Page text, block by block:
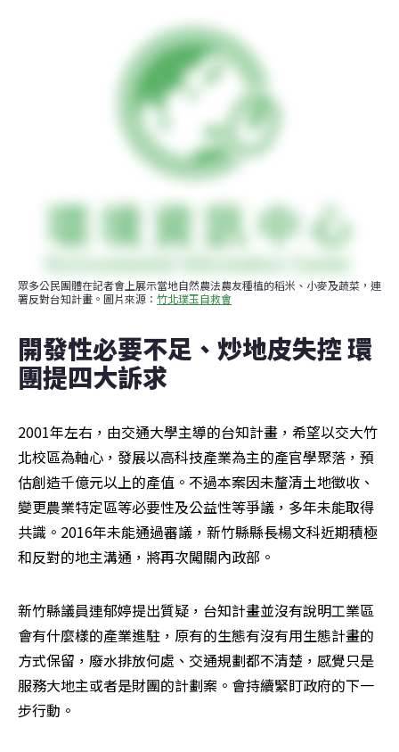
眾多公民團體在記者會上展示當地自然農法農友種植的稻米、小麥及蔬菜，連
署反對台知計畫。圖片來源： 竹北璞玉自救會
開發性必要不足、炒地皮失控 環
團提四大訴求
2001年左右，由交通大學主導的台知計畫，希望以交大竹
北校區為軸心，發展以高科技產業為主的產官學聚落，預
估創造千億元以上的產值。不過本案因未釐清土地徵收、
變更農業特定區等必要性及公益性等爭議，多年未能取得
共識。2016年未能通過審議，新竹縣縣長楊文科近期積極
和反對的地主溝通，將再次闖關內政部。
新竹縣議員連郁婷提出質疑，台知計畫並沒有說明工業區
會有什麼樣的產業進駐，原有的生態有沒有用生態計畫的
方式保留，廢水排放何處、交通規劃都不清楚，感覺只是
服務大地主或者是財團的計劃案。會持續緊盯政府的下一
步行動。